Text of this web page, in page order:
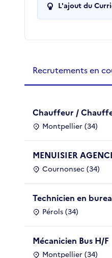
L'ajout du
Recrutements en
Chauffeur /
Montpellier (34)
MENUISIER
Cournonsec (34)
Technicien en
Pérols (34)
Mécanicien Bus H/F
Montpellier (34)